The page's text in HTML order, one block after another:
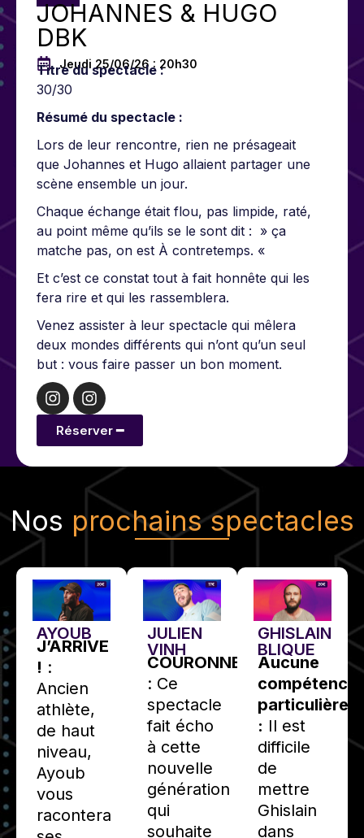
JOHANNES & HUGO
DBK
Jeudi 25/06/26 : 20h30
Titre du spectacle :
30/30
Résumé du spectacle :
Lors de leur rencontre, rien ne présageait
que Johannes et Hugo allaient partager une
scène ensemble un jour.
Chaque échange était flou, pas limpide, raté,
au point même qu’ils se le sont dit : » ça
matche pas, on est À contretemps. «
Et c’est ce constat tout à fait honnête qui les
fera rire et qui les rassemblera.
Venez assister à leur spectacle qui mêlera
deux mondes différents qui n’ont qu’un seul
but : vous faire passer un bon moment.
Réserver ━
Nos prochains spectacles
AYOUB
J’ARRIVE
! :
Ancien
athlète,
de haut
niveau,
Ayoub
vous
racontera
JULIEN
VINH
COURONNE
: Ce
spectacle
fait écho
à cette
nouvelle
génération
qui
souhaite
GHISLAIN
BLIQUE
Aucune
compétence
particulière
: Il est
difficile
de
mettre
Ghislain
dans